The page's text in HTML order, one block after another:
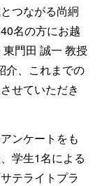
つながる尚絅
名の方にお越
門田 誠一 教授
介、これまでの
せていただき
ンケートをも
学生1名による
テライトプラ